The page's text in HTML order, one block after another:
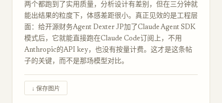
两个都跑到了实用质量，分析设计有差别，但在三分钟就
能出结果的粒度下，体感差距很小。真正见效的是工程层
面：给开源财务Agent Dexter JP加了Claude Agent SDK
模式后，它就能直接跑在Claude Code订阅上，不用
Anthropic的API key，也没有按量计费。这才是这条帖
子的关键，而不是那场模型对比。
↓ 保存图片